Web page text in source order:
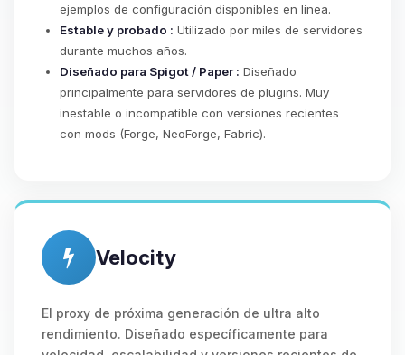
ejemplos de configuración disponibles en línea.
Estable y probado : Utilizado por miles de servidores
durante muchos años.
Diseñado para Spigot / Paper : Diseñado
principalmente para servidores de plugins. Muy
inestable o incompatible con versiones recientes
con mods (Forge, NeoForge, Fabric).
Velocity
El proxy de próxima generación de ultra alto
rendimiento. Diseñado específicamente para